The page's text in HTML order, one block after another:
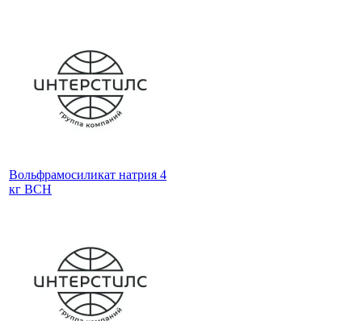
Вольфрамосиликат натрия 4
кг ВСН